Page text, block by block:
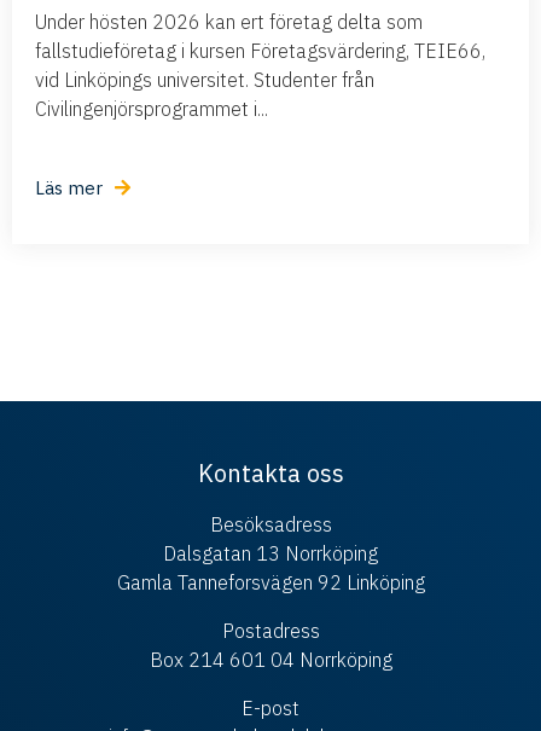
Under hösten 2026 kan ert företag delta som
fallstudieföretag i kursen Företagsvärdering, TEIE66,
vid Linköpings universitet. Studenter från
Civilingenjörsprogrammet i...
Läs mer
Kontakta oss
Besöksadress
Dalsgatan 13 Norrköping
Gamla Tanneforsvägen 92 Linköping
Postadress
Box 214 601 04 Norrköping
E-post